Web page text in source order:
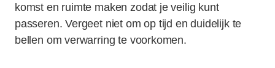
komst en ruimte maken zodat je veilig kunt
passeren. Vergeet niet om op tijd en duidelijk te
bellen om verwarring te voorkomen.